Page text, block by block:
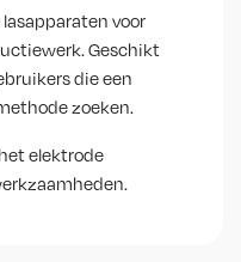
voor
Geschikt
die een
zoeken.
elektrode